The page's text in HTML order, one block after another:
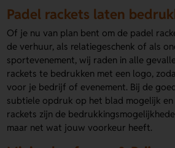
Padel rackets laten
Of je nu van plan bent om de padel
de verhuur, als relatiegeschenk of als
sportevenement, wij raden in alle
rackets te bedrukken met een logo,
voor je bedrijf of evenement. Bij de
subtiele opdruk op het blad mogelijk
rackets zijn de
maar net wat jouw voorkeur heeft.